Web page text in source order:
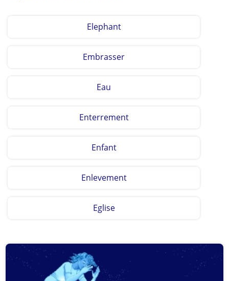
Elephant
Embrasser
Eau
Enterrement
Enfant
Enlevement
Eglise